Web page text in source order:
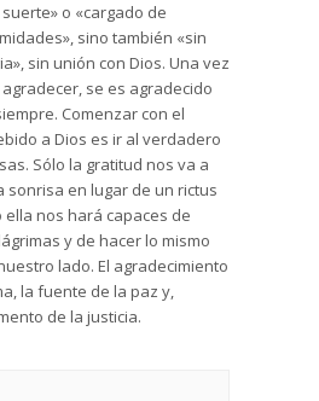
o «cargado de
sino también «sin
sin unión con Dios. Una vez
se es agradecido
Comenzar con el
a Dios es ir al verdadero
Sólo la gratitud nos va a
sonrisa en lugar de un rictus
ella nos hará capaces de
y de hacer lo mismo
lado. El agradecimiento
la fuente de la paz y,
de la justicia.